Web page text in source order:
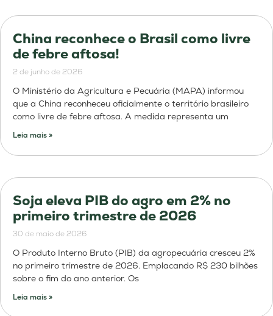
China reconhece o Brasil como livre
de febre aftosa!
2 de junho de 2026
O Ministério da Agricultura e Pecuária (MAPA) informou
que a China reconheceu oficialmente o território brasileiro
como livre de febre aftosa. A medida representa um
Leia mais »
Soja eleva PIB do agro em 2% no
primeiro trimestre de 2026
30 de maio de 2026
O Produto Interno Bruto (PIB) da agropecuária cresceu 2%
no primeiro trimestre de 2026. Emplacando R$ 230 bilhões
sobre o fim do ano anterior. Os
Leia mais »